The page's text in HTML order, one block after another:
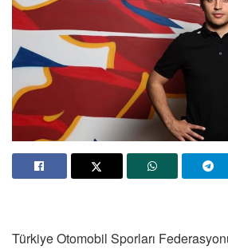
Türkiye Otomobil Sporları